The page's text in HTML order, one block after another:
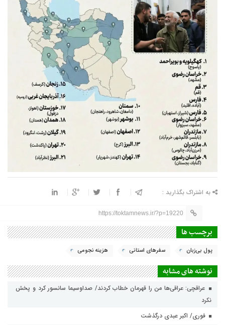
به اشتراک بگذارید :
https://toktamnews.ir/?p=19220
برچسب ها
پول بی‌زبان سفرهای استانی هزینه نجومی
نوشته های مشابه
عراقچی: عراقی‌ها من را قهرمان خطاب کردند/ صداوسیما سانسور کرد و پخش
نکرد
فوری/ اکبر عبدی درگذشت